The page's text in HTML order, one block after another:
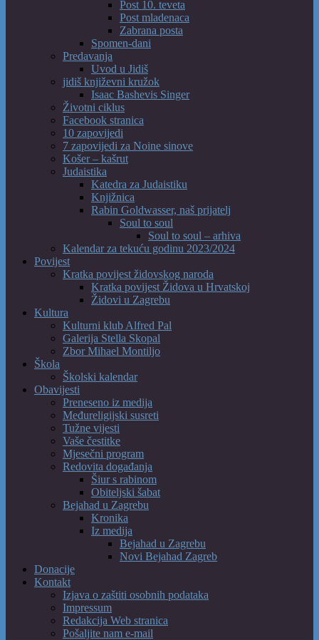
Post 10. teveta
Post mladenaca
Zabrana posta
Spomen-dani
Predavanja
Uvod u Jidiš
jidiš književni kružok
Isaac Bashevis Singer
Životni ciklus
Facebook stranica
10 zapovijedi
7 zapovijedi za Noine sinove
Košer – kašrut
Judaistika
Katedra za Judaistiku
Knjižnica
Rabin Goldwasser, naš prijatelj
Soul to soul
Soul to soul – arhiva
Kalendar za tekuću godinu 2023/2024
Povijest
Kratka povijest židovskog naroda
Kratka povijest Židova u Hrvatskoj
Židovi u Zagrebu
Kultura
Kulturni klub Alfred Pal
Galerija Stella Skopal
Zbor Mihael Montiljo
Škola
Školski kalendar
Obavijesti
Preneseno iz medija
Međureligijski susreti
Tužne vijesti
Vaše čestitke
Mjesečni program
Redovita događanja
Šiur s rabinom
Obiteljski šabat
Bejahad u Zagrebu
Kronika
Iz medija
Bejahad u Zagrebu
Novi Bejahad Zagreb
Donacije
Kontakt
Izjava o zaštiti osobnih podataka
Impressum
Redakcija Web stranica
Pošaljite nam e-mail